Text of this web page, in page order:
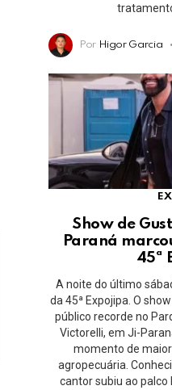
Por Higor Garcia
Show de
Paraná
45ª
A noite do último
da 45ª Expojipa. O
público recorde no
Victorelli, em Ji-
momento de
agropecuária.
cantor subiu ao